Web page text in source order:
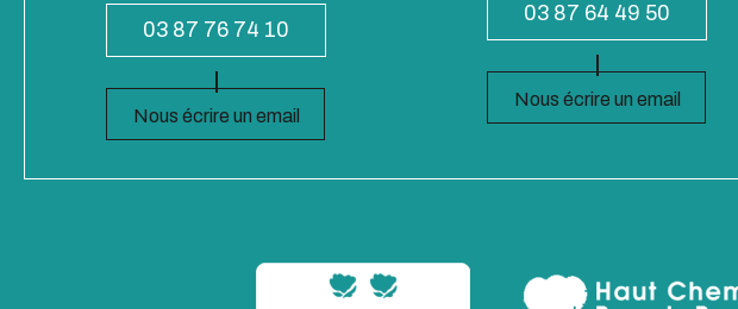
03 87 76 74 10
Nous écrire un email
03 87 64 49 50
Nous écrire un email